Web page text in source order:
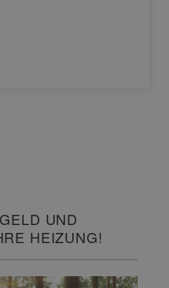
UND
HEIZUNG!